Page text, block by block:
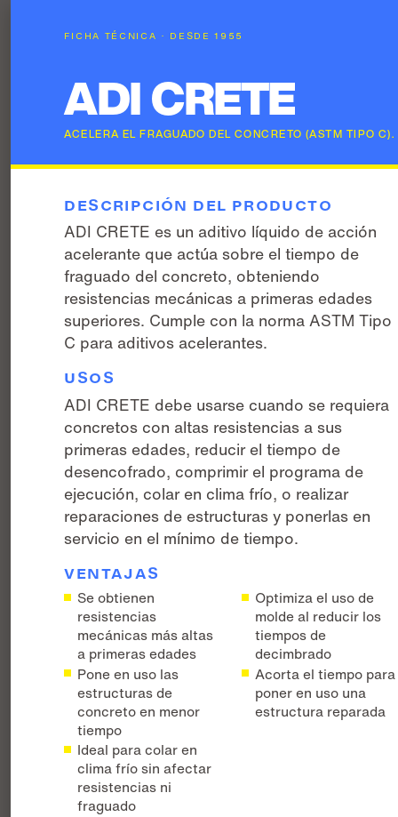
FICHA TÉCNICA · DESDE 1955
ADI CRETE
ACELERA EL FRAGUADO DEL CONCRETO (ASTM TIPO C).
DESCRIPCIÓN DEL PRODUCTO
ADI CRETE es un aditivo líquido de acción
acelerante que actúa sobre el tiempo de
fraguado del concreto, obteniendo
resistencias mecánicas a primeras edades
superiores. Cumple con la norma ASTM Tipo
C para aditivos acelerantes.
USOS
ADI CRETE debe usarse cuando se requiera
concretos con altas resistencias a sus
primeras edades, reducir el tiempo de
desencofrado, comprimir el programa de
ejecución, colar en clima frío, o realizar
reparaciones de estructuras y ponerlas en
servicio en el mínimo de tiempo.
VENTAJAS
Se obtienen
resistencias
mecánicas más altas
a primeras edades
Optimiza el uso de
molde al reducir los
tiempos de
decimbrado
Pone en uso las
estructuras de
concreto en menor
tiempo
Acorta el tiempo para
poner en uso una
estructura reparada
Ideal para colar en
clima frío sin afectar
resistencias ni
fraguado